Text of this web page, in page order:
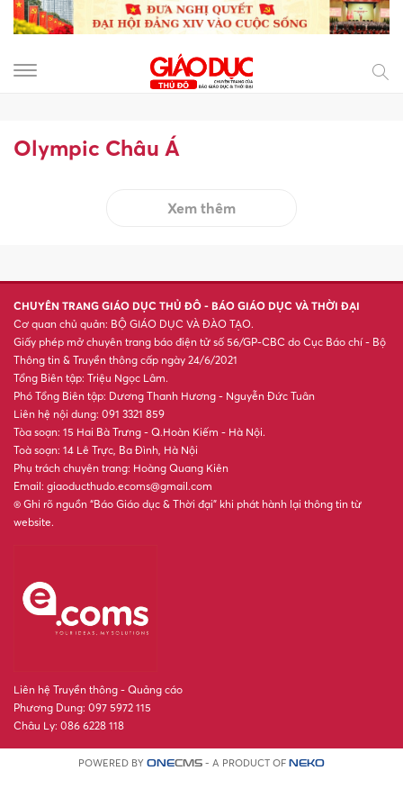
Olympic Châu Á
Xem thêm
CHUYÊN TRANG GIÁO DỤC THỦ ĐÔ - BÁO GIÁO DỤC VÀ THỜI ĐẠI
Cơ quan chủ quản: BỘ GIÁO DỤC VÀ ĐÀO TẠO.
Giấy phép mở chuyên trang báo điện tử số 56/GP-CBC do Cục Báo chí - Bộ
Thông tin & Truyền thông cấp ngày 24/6/2021
Tổng Biên tập: Triệu Ngọc Lâm.
Phó Tổng Biên tập: Dương Thanh Hương - Nguyễn Đức Tuân
Liên hệ nội dung: 091 3321 859
Tòa soạn: 15 Hai Bà Trưng - Q.Hoàn Kiếm - Hà Nội.
Toà soạn: 14 Lê Trực, Ba Đình, Hà Nội
Phụ trách chuyên trang: Hoàng Quang Kiên
Email: giaoducthudo.ecoms@gmail.com
® Ghi rõ nguồn “Báo Giáo dục & Thời đại” khi phát hành lại thông tin từ
website.
Liên hệ Truyền thông - Quảng cáo
Phương Dung: 097 5972 115
Châu Ly: 086 6228 118
POWERED BY ONECMS - A PRODUCT OF NEKO